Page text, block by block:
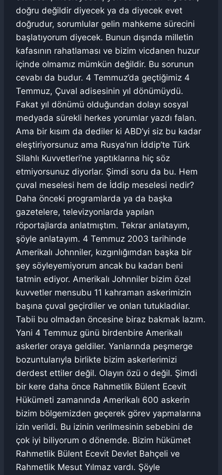
doğru değildir diyecek ya da diyecek evet
doğrudur, sorumlular gelin mahkeme sürecini
başlatıyorum diyecek. Bunun dışında milletin
kafasının rahatlaması ve bizim vicdanen huzur
içinde olmamız mümkün değildir. Bu sorunun
cevabı da budur. 4 Temmuz’da geçtiğimiz 4
Temmuz, Çuval adisesinin yıl dönümüydü.
Fakat yıl dönümü olduğundan dolayı sosyal
medyada sürekli herkes yorumlar yazdı falan.
Ama bir kısım da dediler ki ABD’yi siz bu kadar
eleştiriyorsunuz ama Rusya’nın İddip’te Türk
Silahlı Kuvvetleri’ne yaptıklarına hiç söz
etmiyorsunuz diyorlar. Şimdi soru da bu. Hem
çuval meselesi hem de İddip meselesi nedir?
Daha önceki programlarda ya da başka
gazetelere, televizyonlarda yapılan
röportajlarda anlatmıştım. Tekrar anlatayım,
şöyle anlatayım. 4 Temmuz 2003 tarihinde
Amerikalı Johnniler, kızgınlığımdan başka bir
şey söyleyemiyorum ancak bu kadarı beni
tatmin ediyor. Amerikalı Johnniler bizim özel
kuvvetler mensubu 11 kahraman askerimizin
başına çuval geçirdiler ve onları tutukladılar.
Tabii bu olmadan öncesine biraz bakmak lazım.
Yani 4 Temmuz günü birdenbire Amerikalı
askerler oraya geldiler. Yanlarında peşmerge
bozuntularıyla birlikte bizim askerlerimizi
derdest ettiler değil. Olayın özü o değil. Şimdi
bir kere daha önce Rahmetlik Bülent Ecevit
Hükümeti zamanında Amerikalı 600 askerin
bizim bölgemizden geçerek görev yapmalarına
izin verildi. Bu izinin verilmesinin sebebini de
çok iyi biliyorum o dönemde. Bizim hükümet
Rahmetlik Bülent Ecevit Devlet Bahçeli ve
Rahmetlik Mesut Yılmaz vardı. Şöyle